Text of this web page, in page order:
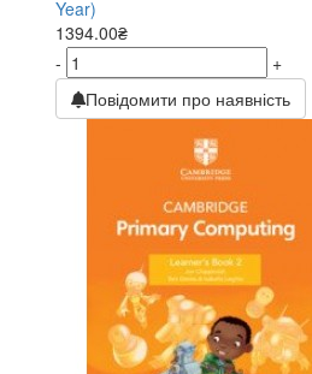
Year)
1394.00₴
-
+
Повідомити про наявність